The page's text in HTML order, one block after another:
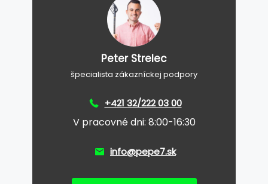
Peter Strelec
špecialista zákazníckej podpory
+421 32/222 03 00
V pracovné dni: 8:00-16:30
info@pepe7.sk